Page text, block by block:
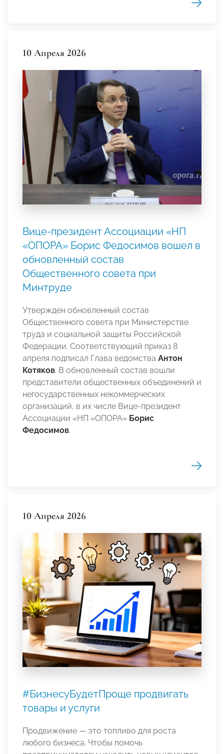
10 Апреля 2026
Вице-президент Ассоциации «НП
«ОПОРА» Борис Федосимов вошел в
обновленный состав
Общественного совета при
Минтруде
Утвержден обновленный состав
Общественного совета при Министерстве
труда и социальной защиты Российской
Федерации. Соответствующий приказ 8
апреля подписал Глава ведомства Антон
Котяков. В обновленный состав вошли
представители общественных объединений и
негосударственных некоммерческих
организаций, в их числе Вице-президент
Ассоциации «НП «ОПОРА» Борис
Федосимов.
10 Апреля 2026
#БизнесуБудетПроще продвигать
товары и услуги
Продвижение — это топливо для роста
любого бизнеса. Чтобы помочь